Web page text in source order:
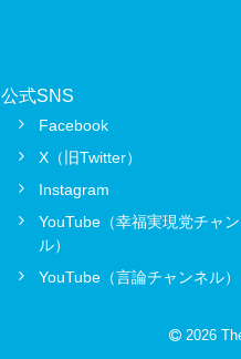
公式SNS
Facebook
X（旧Twitter）
Instagram
YouTube（幸福実現党チャ
ル）
YouTube（言論チャンネル）
2026